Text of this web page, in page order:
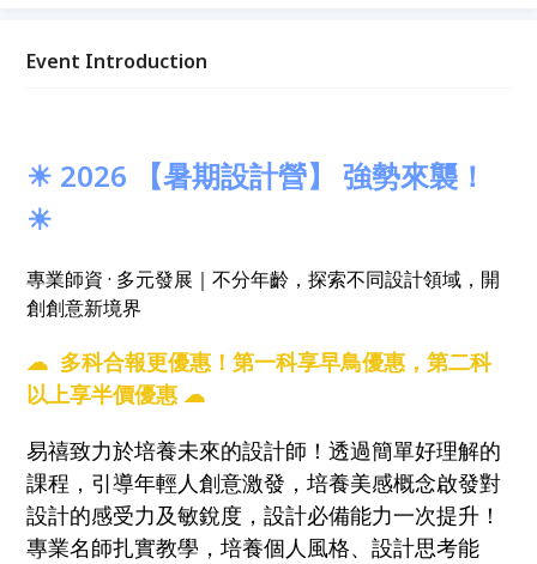
Event Introduction
☀ 2026 【暑期設計營】 強勢來襲！
☀
專業師資 · 多元發展｜不分年齡，探索不同設計領域，開
創創意新境界
☁ 多科合報更優惠！第一科享早鳥優惠，第二科
以上享半價優惠 ☁
易禧致力於培養未來的設計師！透過簡單好理解的
課程，引導年輕人創意激發，培養美感概念啟發對
設計的感受力及敏銳度，設計必備能力一次提升！
專業名師扎實教學，培養個人風格、設計思考能